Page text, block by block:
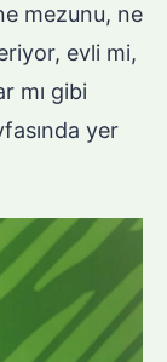
mezunu, ne
evli mi,
mı gibi
yer